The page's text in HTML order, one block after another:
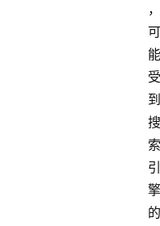
，
可
能
受
到
搜
索
引
擎
的